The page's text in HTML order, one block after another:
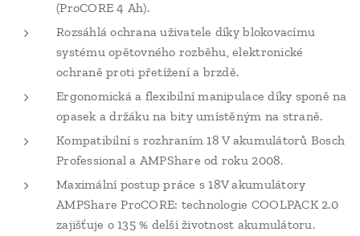
(ProCORE 4 Ah).
Rozsáhlá ochrana uživatele díky blokovacímu
systému opětovného rozběhu, elektronické
ochraně proti přetížení a brzdě.
Ergonomická a flexibilní manipulace díky sponě na
opasek a držáku na bity umístěným na straně.
Kompatibilní s rozhraním 18 V akumulátorů Bosch
Professional a AMPShare od roku 2008.
Maximální postup práce s 18V akumulátory
AMPShare ProCORE: technologie COOLPACK 2.0
zajišťuje o 135 % delší životnost akumulátoru.